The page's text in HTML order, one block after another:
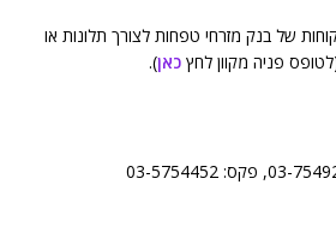
של בנק מזרחי טפחות לצורך תלונות או
פניה מקוון לחץ כאן).